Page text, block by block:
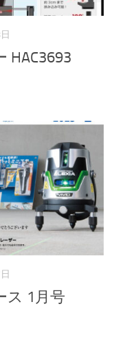
HAC3693
ス 1月号